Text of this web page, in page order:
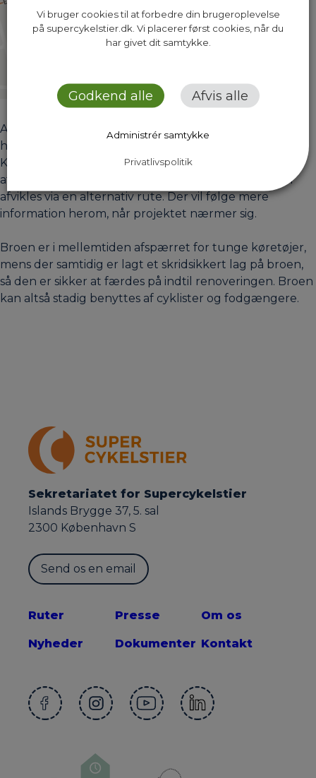
Anlægsarbejdet forventes at vare mellem 1-3 uger,
hvor broen forventes afspærret for trafik i en periode.
Kommunen arbejder selvfølgelig for at minimere
afspærringen. Når broen skal afspærres vil trafikken
afvikles via en alternativ rute. Der vil følge mere
information herom, når projektet nærmer sig.
Broen er i mellemtiden afspærret for tunge køretøjer,
mens der samtidig er lagt et skridsikkert lag på broen,
så den er sikker at færdes på indtil renoveringen. Broen
kan altså stadig benyttes af cyklister og fodgængere.
Sekretariatet for Supercykelstier
Islands Brygge 37, 5. sal
2300 København S
Send os en email
Ruter
Nyheder
Presse
Dokumenter
Om os
Kontakt
Vi bruger cookies til at forbedre din brugeroplevelse
på supercykelstier.dk. Vi placerer først cookies, når du
har givet dit samtykke.
Godkend alle Afvis alle
Administrér samtykke
Privatlivspolitik